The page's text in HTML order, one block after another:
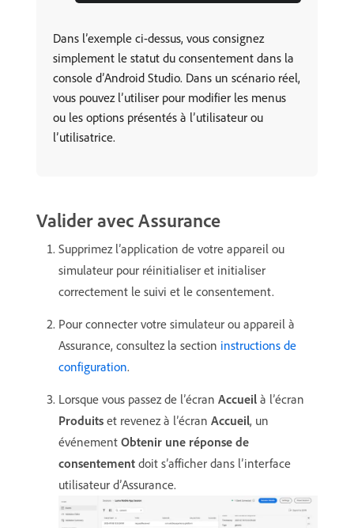
Dans l’exemple ci-dessus, vous consignez
simplement le statut du consentement dans la
console d’Android Studio. Dans un scénario réel,
vous pouvez l’utiliser pour modifier les menus
ou les options présentés à l’utilisateur ou
l’utilisatrice.
Valider avec Assurance
Supprimez l’application de votre appareil ou
simulateur pour réinitialiser et initialiser
correctement le suivi et le consentement.
Pour connecter votre simulateur ou appareil à
Assurance, consultez la section instructions de
configuration.
Lorsque vous passez de l’écran Accueil à l’écran
Produits et revenez à l’écran Accueil, un
événement Obtenir une réponse de
consentement doit s’afficher dans l’interface
utilisateur d’Assurance.